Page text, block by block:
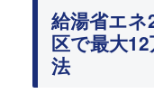
給湯省エネ
区で最大
法